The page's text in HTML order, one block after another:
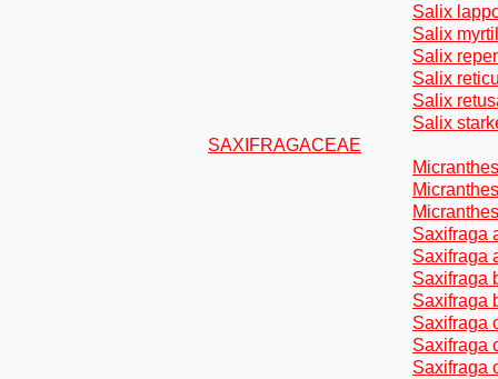
Salix
Salix
Salix
Salix
Salix
Salix
SAXIFRAGACEAE
Saxifraga
Saxifraga
Saxifraga
Saxifraga
Saxifraga
Saxifraga
Saxifraga